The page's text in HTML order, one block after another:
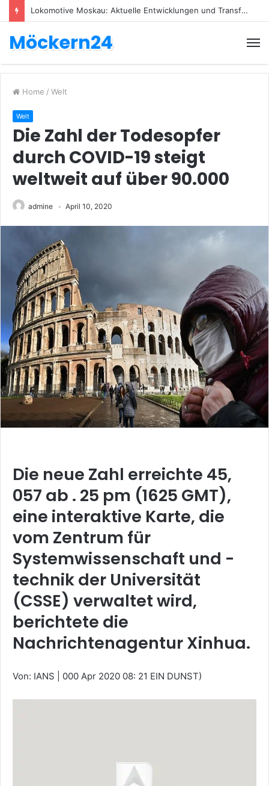
Lokomotive Moskau: Aktuelle Entwicklungen und Transfers
Möckern24
Home / Welt
Welt
Die Zahl der Todesopfer
durch COVID-19 steigt
weltweit auf über 90.000
admine April 10, 2020
Die neue Zahl erreichte 45,
057 ab . 25 pm (1625 GMT),
eine interaktive Karte, die
vom Zentrum für
Systemwissenschaft und -
technik der Universität
(CSSE) verwaltet wird,
berichtete die
Nachrichtenagentur Xinhua.
Von: IANS 000 Apr 2020 08: 21 EIN DUNST)